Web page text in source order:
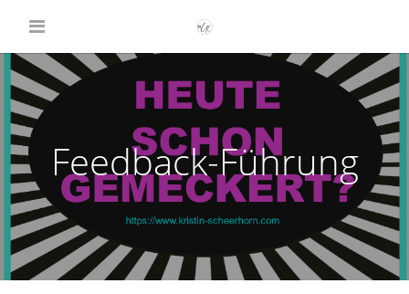
Feedback-Führung